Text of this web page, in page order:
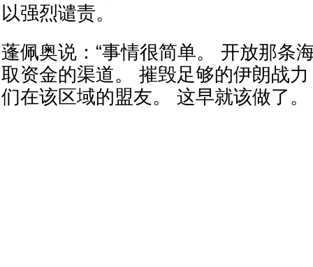
以强烈谴责。
蓬佩奥说：“事情很简单。 开放那条
取资金的渠道。 摧毁足够的伊朗战
们在该区域的盟友。 这早就该做了。